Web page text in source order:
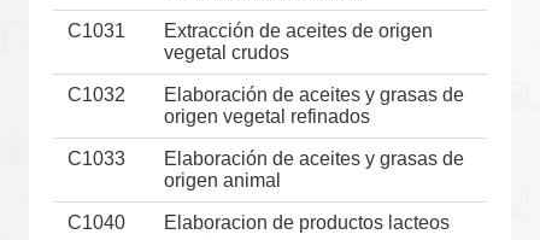
C1031
Extracción de aceites de origen
vegetal crudos
C1032
Elaboración de aceites y grasas de
origen vegetal refinados
C1033
Elaboración de aceites y grasas de
origen animal
C1040
Elaboracion de productos lacteos